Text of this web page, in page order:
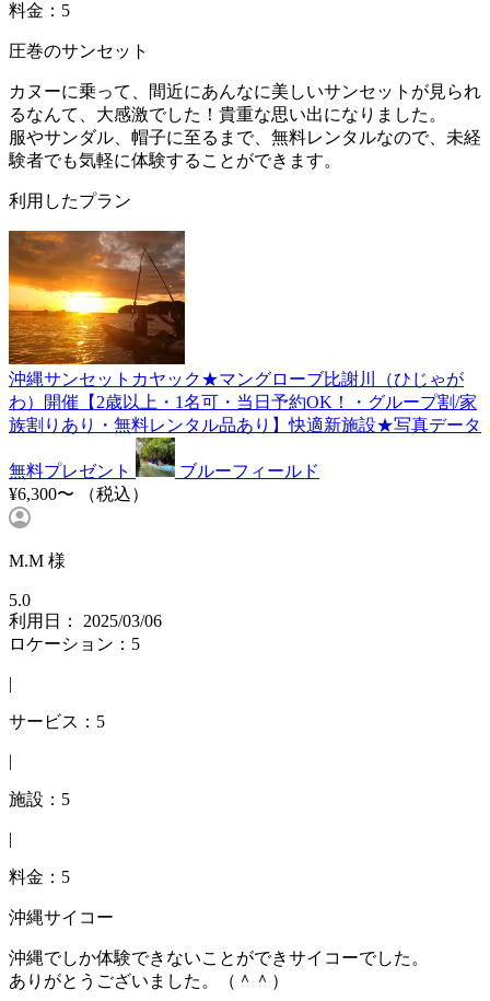
料金：5
圧巻のサンセット
カヌーに乗って、間近にあんなに美しいサンセットが見られ
るなんて、大感激でした！貴重な思い出になりました。
服やサンダル、帽子に至るまで、無料レンタルなので、未経
験者でも気軽に体験することができます。
利用したプラン
沖縄サンセットカヤック★マングローブ比謝川（ひじゃが
わ）開催【2歳以上・1名可・当日予約OK！・グループ割/家
族割りあり・無料レンタル品あり】快適新施設★写真データ
無料プレゼント
ブルーフィールド
¥6,300〜
（税込）
M.M 様
5.0
利用日： 2025/03/06
ロケーション：5
|
サービス：5
|
施設：5
|
料金：5
沖縄サイコー
沖縄でしか体験できないことができサイコーでした。
ありがとうございました。（＾＾）